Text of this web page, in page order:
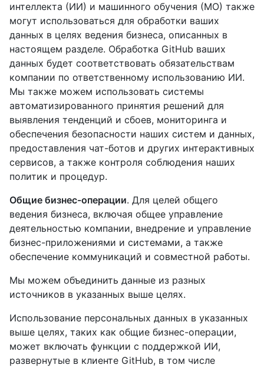
интеллекта (ИИ) и машинного обучения (МО) также
могут использоваться для обработки ваших
данных в целях ведения бизнеса, описанных в
настоящем разделе. Обработка GitHub ваших
данных будет соответствовать обязательствам
компании по ответственному использованию ИИ.
Мы также можем использовать системы
автоматизированного принятия решений для
выявления тенденций и сбоев, мониторинга и
обеспечения безопасности наших систем и данных,
предоставления чат-ботов и других интерактивных
сервисов, а также контроля соблюдения наших
политик и процедур.
Общие бизнес-операции. Для целей общего
ведения бизнеса, включая общее управление
деятельностью компании, внедрение и управление
бизнес-приложениями и системами, а также
обеспечение коммуникаций и совместной работы.
Мы можем объединить данные из разных
источников в указанных выше целях.
Использование персональных данных в указанных
выше целях, таких как общие бизнес-операции,
может включать функции с поддержкой ИИ,
развернутые в клиенте GitHub, в том числе